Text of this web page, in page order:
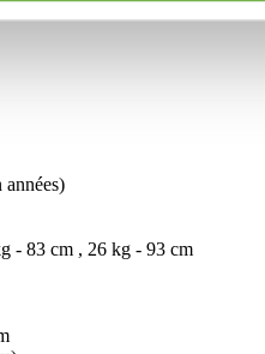
- 83 cm , 26 kg - 93 cm